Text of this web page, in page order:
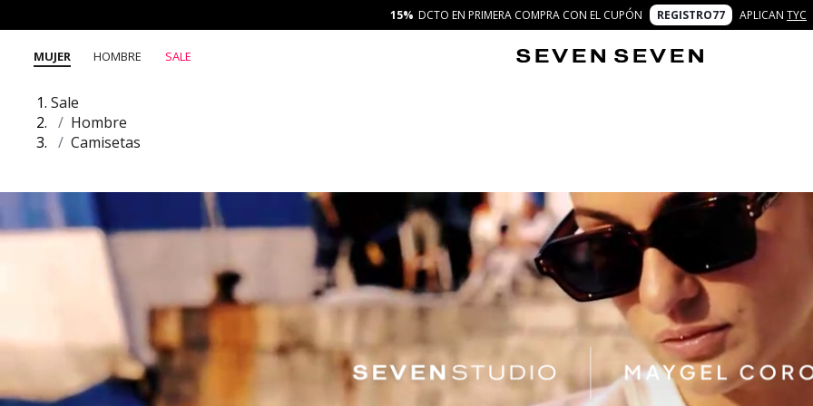
15% DCTO EN PRIMERA COMPRA CON EL CUPÓN REGISTRO77 APLICAN TYC
MUJER HOMBRE SALE
Sale
Hombre
Camisetas